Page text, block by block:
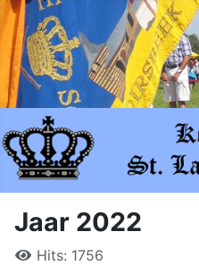
Jaar 2022
Hits: 1756